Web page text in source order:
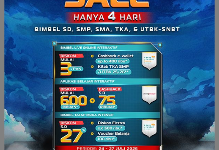
dampak negatif, lho. Dampak negatif mutasi antara lain
berdampak bagi manusia, yaitu timbulnya penyakit seperti
Sindrom Turner, Klinefelter, Sindrom Jacob, Sindrom Patau,
Sindrom Edward, Metafemale, dan Anemia Sel Sabit.
Baca Juga: Apa Saja Manfaat Transfusi Darah?
Dampak Negatif Mutasi
1. Sindrom Turner
merupakan kelainan genetik pada perempuan karena
kekurangan satu kromosom X. Biasanya, perempuan memiliki